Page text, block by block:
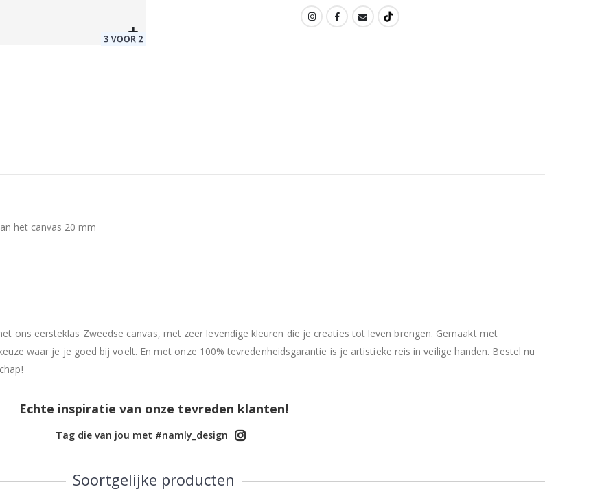
het canvas 20 mm
ons eersteklas Zweedse canvas, met zeer levendige kleuren die je creaties tot leven brengen. Gemaakt met
waar je je goed bij voelt. En met onze 100% tevredenheidsgarantie is je artistieke reis in veilige handen. Bestel nu
Echte inspiratie van onze tevreden klanten!
Tag die van jou met #namly_design
Soortgelijke producten